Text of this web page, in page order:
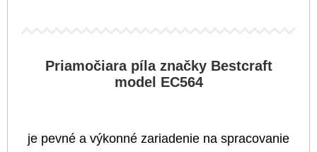
Priamočiara píla značky Bestcraft
model EC564
je pevné a výkonné zariadenie na spracovanie